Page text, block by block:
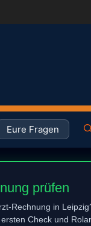
Eure Fragen
prüfen
Rechnung in
Check und